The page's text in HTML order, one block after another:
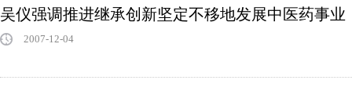
吴仪强调推进继承创新坚定不移地发展中医药事业
2007-12-04